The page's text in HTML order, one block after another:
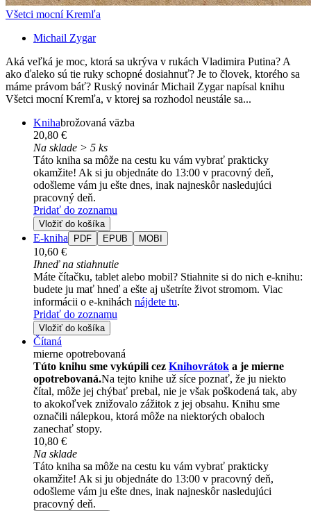
Všetci mocní Kremľa
Michail Zygar
Aká veľká je moc, ktorá sa ukrýva v rukách Vladimira Putina? A
ako ďaleko sú tie ruky schopné dosiahnuť? Je to človek, ktorého sa
máme právom báť? Ruský novinár Michail Zygar napísal knihu
Všetci mocní Kremľa, v ktorej sa rozhodol neustále sa...
Knihabrožovaná väzba
20,80 €
Na sklade > 5 ks
Táto kniha sa môže na cestu ku vám vybrať prakticky
okamžite! Ak si ju objednáte do 13:00 v pracovný deň,
odošleme vám ju ešte dnes, inak najneskôr nasledujúci
pracovný deň.
Pridať do zoznamu
Vložiť do košíka
E-kniha PDF EPUB MOBI
10,60 €
Ihneď na stiahnutie
Máte čítačku, tablet alebo mobil? Stiahnite si do nich e-knihu:
budete ju mať hneď a ešte aj ušetríte život stromom. Viac
informácii o e-knihách nájdete tu.
Pridať do zoznamu
Vložiť do košíka
Čítaná
mierne opotrebovaná
Túto knihu sme vykúpili cez Knihovrátok a je mierne
opotrebovaná.Na tejto knihe už síce poznať, že ju niekto
čítal, môže jej chýbať prebal, nie je však poškodená tak, aby
to akokoľvek znižovalo zážitok z jej obsahu. Knihu sme
označili nálepkou, ktorá môže na niektorých obaloch
zanechať stopy.
10,80 €
Na sklade
Táto kniha sa môže na cestu ku vám vybrať prakticky
okamžite! Ak si ju objednáte do 13:00 v pracovný deň,
odošleme vám ju ešte dnes, inak najneskôr nasledujúci
pracovný deň.